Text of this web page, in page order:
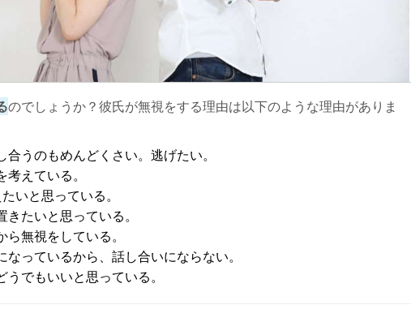
のでしょうか？彼氏が無視をする理由は以下のような理由がありま
うのもめんどくさい。逃げたい。
えている。
いと思っている。
たいと思っている。
無視をしている。
なっているから、話し合いにならない。
でもいいと思っている。